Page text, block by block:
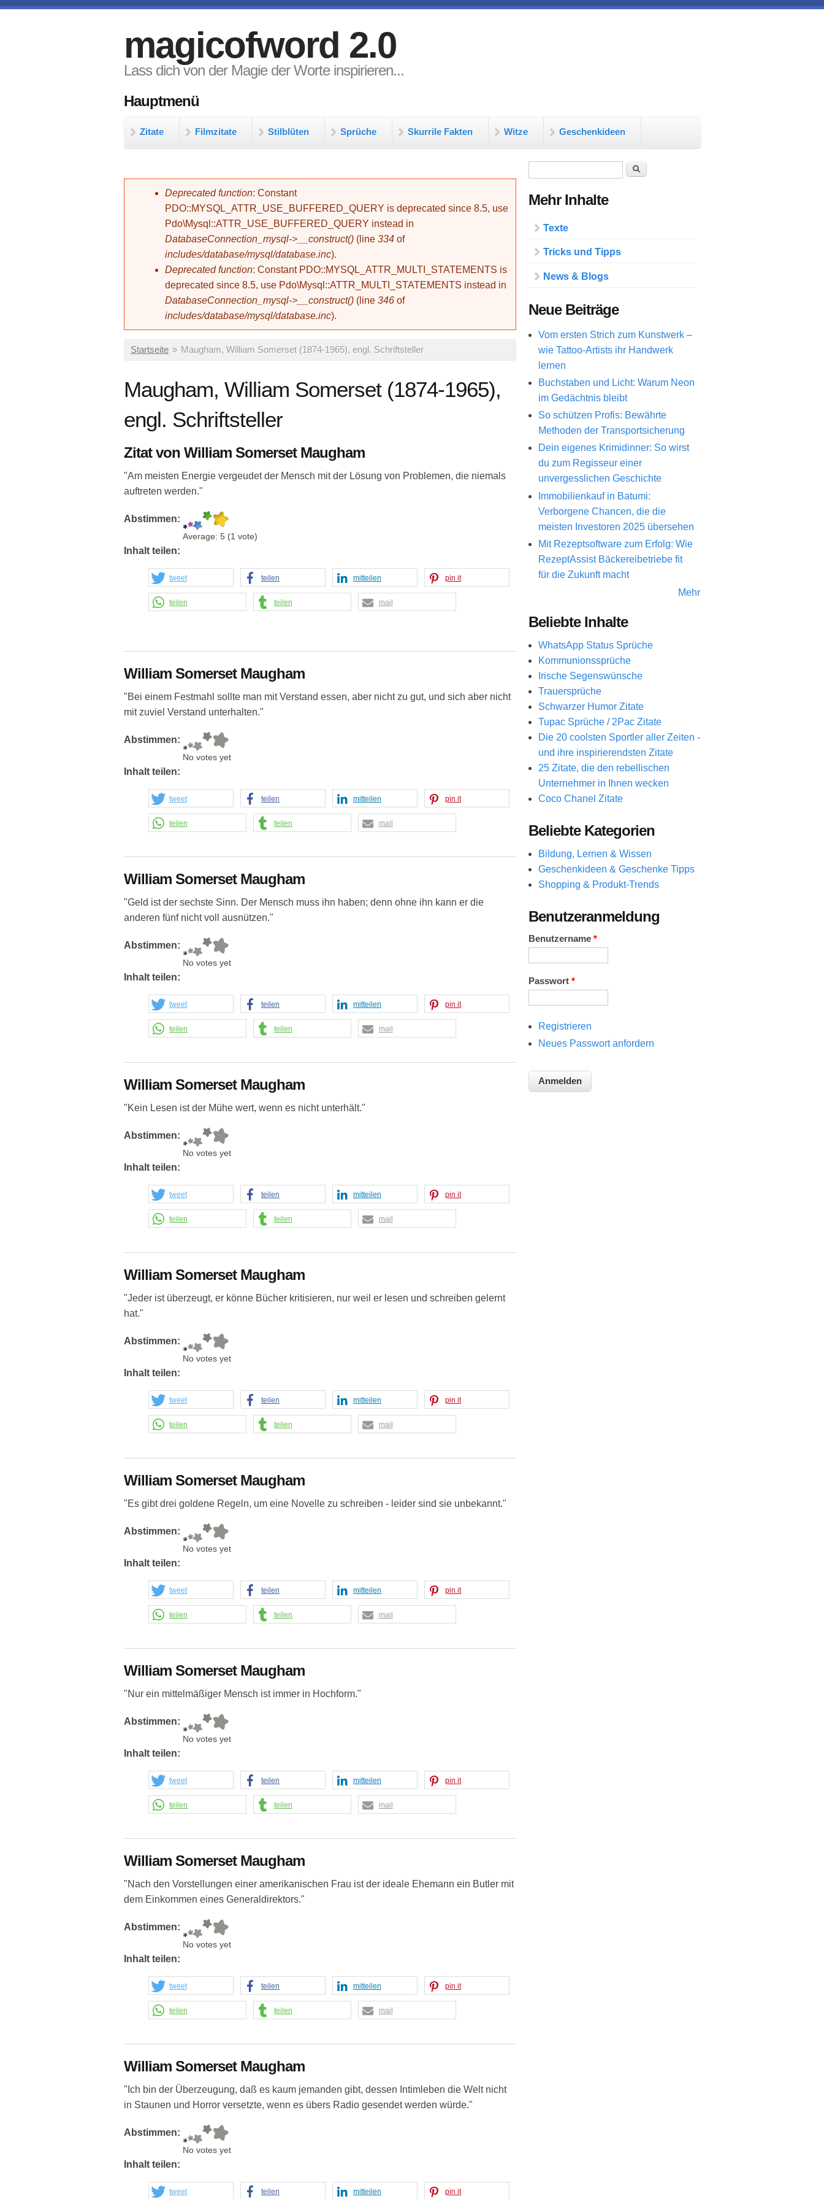
magicofword 2.0
Lass dich von der Magie der Worte inspirieren...
Hauptmenü
Zitate Filmzitate Stilblüten Sprüche Skurrile Fakten Witze Geschenkideen
Fehlermeldung
Deprecated function: Constant
PDO::MYSQL_ATTR_USE_BUFFERED_QUERY is deprecated since 8.5, use
Pdo\Mysql::ATTR_USE_BUFFERED_QUERY instead in
DatabaseConnection_mysql->__construct() (line 334 of
includes/database/mysql/database.inc).
Deprecated function: Constant PDO::MYSQL_ATTR_MULTI_STATEMENTS is
deprecated since 8.5, use Pdo\Mysql::ATTR_MULTI_STATEMENTS instead in
DatabaseConnection_mysql->__construct() (line 346 of
includes/database/mysql/database.inc).
Sie sind hier
Startseite » Maugham, William Somerset (1874-1965), engl. Schriftsteller
Maugham, William Somerset (1874-1965),
engl. Schriftsteller
Zitat von William Somerset Maugham
"Am meisten Energie vergeudet der Mensch mit der Lösung von Problemen, die niemals
auftreten werden."
Abstimmen:
Average: 5 (1 vote)
Inhalt teilen:
tweet teilen mitteilen pin it
teilen teilen mail
William Somerset Maugham
"Bei einem Festmahl sollte man mit Verstand essen, aber nicht zu gut, und sich aber nicht
mit zuviel Verstand unterhalten."
Abstimmen:
No votes yet
Inhalt teilen:
tweet teilen mitteilen pin it
teilen teilen mail
William Somerset Maugham
"Geld ist der sechste Sinn. Der Mensch muss ihn haben; denn ohne ihn kann er die
anderen fünf nicht voll ausnützen."
Abstimmen:
No votes yet
Inhalt teilen:
tweet teilen mitteilen pin it
teilen teilen mail
William Somerset Maugham
"Kein Lesen ist der Mühe wert, wenn es nicht unterhält."
Abstimmen:
No votes yet
Inhalt teilen:
tweet teilen mitteilen pin it
teilen teilen mail
William Somerset Maugham
"Jeder ist überzeugt, er könne Bücher kritisieren, nur weil er lesen und schreiben gelernt
hat."
Abstimmen:
No votes yet
Inhalt teilen:
tweet teilen mitteilen pin it
teilen teilen mail
William Somerset Maugham
"Es gibt drei goldene Regeln, um eine Novelle zu schreiben - leider sind sie unbekannt."
Abstimmen:
No votes yet
Inhalt teilen:
tweet teilen mitteilen pin it
teilen teilen mail
William Somerset Maugham
"Nur ein mittelmäßiger Mensch ist immer in Hochform."
Abstimmen:
No votes yet
Inhalt teilen:
tweet teilen mitteilen pin it
teilen teilen mail
William Somerset Maugham
"Nach den Vorstellungen einer amerikanischen Frau ist der ideale Ehemann ein Butler mit
dem Einkommen eines Generaldirektors."
Abstimmen:
No votes yet
Inhalt teilen:
tweet teilen mitteilen pin it
teilen teilen mail
William Somerset Maugham
"Ich bin der Überzeugung, daß es kaum jemanden gibt, dessen Intimleben die Welt nicht
in Staunen und Horror versetzte, wenn es übers Radio gesendet werden würde."
Abstimmen:
No votes yet
Inhalt teilen:
tweet teilen mitteilen pin it
Suche
Mehr Inhalte
Texte
Tricks und Tipps
News & Blogs
Neue Beiträge
Vom ersten Strich zum Kunstwerk –
wie Tattoo-Artists ihr Handwerk
lernen
Buchstaben und Licht: Warum Neon
im Gedächtnis bleibt
So schützen Profis: Bewährte
Methoden der Transportsicherung
Dein eigenes Krimidinner: So wirst
du zum Regisseur einer
unvergesslichen Geschichte
Immobilienkauf in Batumi:
Verborgene Chancen, die die
meisten Investoren 2025 übersehen
Mit Rezeptsoftware zum Erfolg: Wie
RezeptAssist Bäckereibetriebe fit
für die Zukunft macht
Mehr
Beliebte Inhalte
WhatsApp Status Sprüche
Kommunionssprüche
Irische Segenswünsche
Trauersprüche
Schwarzer Humor Zitate
Tupac Sprüche / 2Pac Zitate
Die 20 coolsten Sportler aller Zeiten -
und ihre inspirierendsten Zitate
25 Zitate, die den rebellischen
Unternehmer in Ihnen wecken
Coco Chanel Zitate
Beliebte Kategorien
Bildung, Lernen & Wissen
Geschenkideen & Geschenke Tipps
Shopping & Produkt-Trends
Benutzeranmeldung
Benutzername *
Passwort *
Registrieren
Neues Passwort anfordern